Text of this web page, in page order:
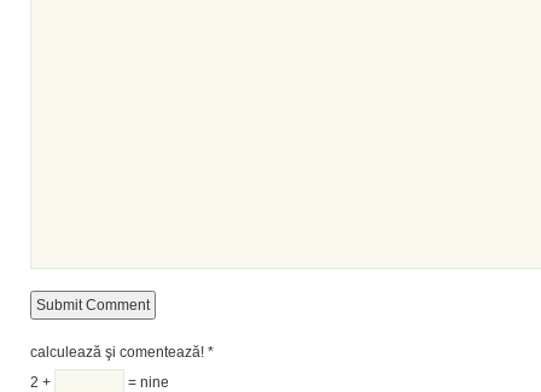
calculează şi comentează! *
2 +
= nine